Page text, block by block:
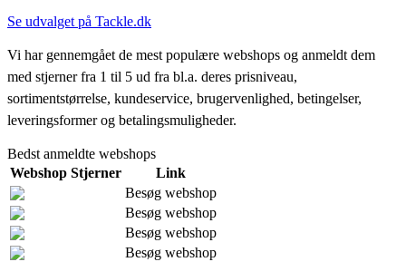
Se udvalget på Tackle.dk
Vi har gennemgået de mest populære webshops og anmeldt dem
med stjerner fra 1 til 5 ud fra bl.a. deres prisniveau,
sortimentstørrelse, kundeservice, brugervenlighed, betingelser,
leveringsformer og betalingsmuligheder.
Bedst anmeldte webshops
Webshop Stjerner
Link
Besøg webshop
Besøg webshop
Besøg webshop
Besøg webshop